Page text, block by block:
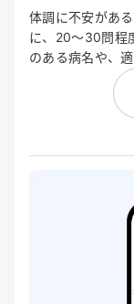
体調に不安があ
に、20〜30問程
のある病名や、